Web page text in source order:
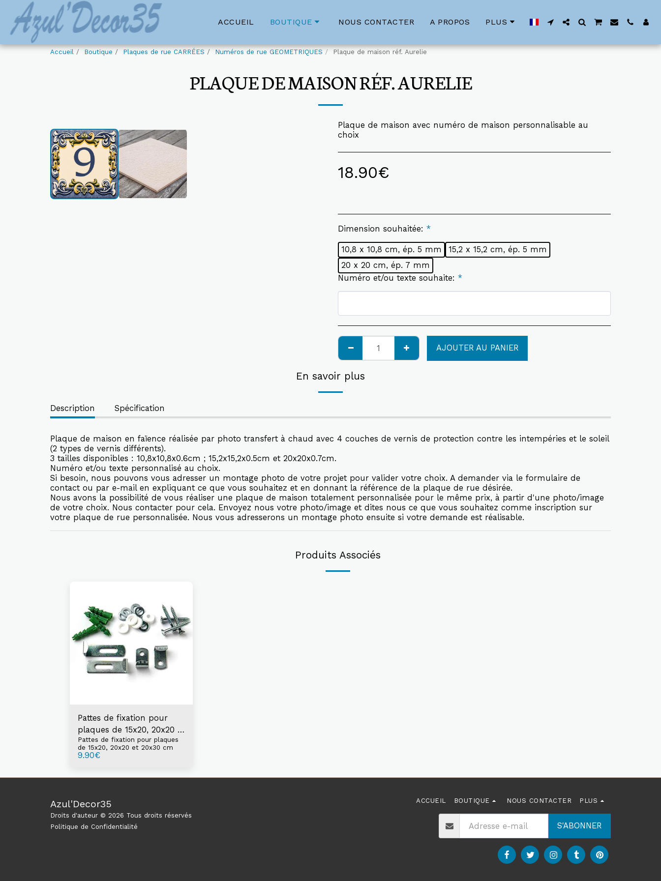
ACCUEIL BOUTIQUE NOUS CONTACTER A PROPOS PLUS
Accueil Boutique Plaques de rue CARRÉES Numéros de rue GEOMETRIQUES Plaque de maison réf. Aurelie
PLAQUE DE MAISON RÉF. AURELIE
Plaque de maison avec numéro de maison personnalisable au
choix
18.90€
Dimension souhaitée: *
10,8 x 10,8 cm, ép. 5 mm
15,2 x 15,2 cm, ép. 5 mm
20 x 20 cm, ép. 7 mm
Numéro et/ou texte souhaite: *
AJOUTER AU PANIER
En savoir plus
Description Spécification
Plaque de maison en faïence réalisée par photo transfert à chaud avec 4 couches de vernis de protection contre les intempéries et le soleil
(2 types de vernis différents).
3 tailles disponibles : 10,8x10,8x0.6cm ; 15,2x15,2x0.5cm et 20x20x0.7cm.
Numéro et/ou texte personnalisé au choix.
Si besoin, nous pouvons vous adresser un montage photo de votre projet pour valider votre choix. A demander via le formulaire de
contact ou par e-mail en expliquant ce que vous souhaitez et en donnant la référence de la plaque de rue désirée.
Nous avons la possibilité de vous réaliser une plaque de maison totalement personnalisée pour le même prix, à partir d'une photo/image
de votre choix. Nous contacter pour cela. Envoyez nous votre photo/image et dites nous ce que vous souhaitez comme inscription sur
votre plaque de rue personnalisée. Nous vous adresserons un montage photo ensuite si votre demande est réalisable.
Produits Associés
Pattes de fixation pour
plaques de 15x20, 20x20 et
20x30 cm
Pattes de fixation pour plaques
de 15x20, 20x20 et 20x30 cm
9.90€
Azul'Decor35
Droits d'auteur © 2026 Tous droits réservés
Politique de Confidentialité
ACCUEIL BOUTIQUE NOUS CONTACTER PLUS
S'ABONNER